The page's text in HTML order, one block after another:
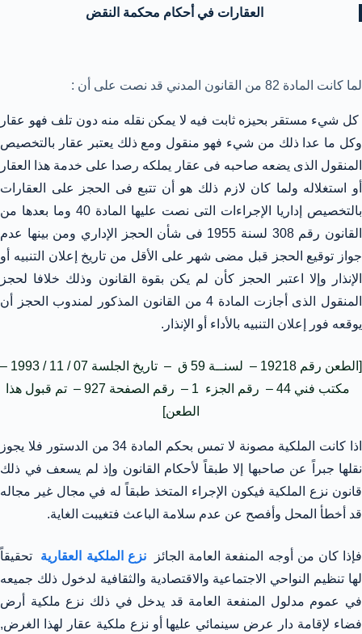
العقارات في أحكام محكمة النقض
لما كانت المادة 82 من القانون المدني قد نصت على أن :
كل شيء مستقر بحيزه ثابت فيه لا يمكن نقله منه دون تلف فهو عقار
وكل ما عدا ذلك من شيء فهو منقول ومع ذلك يعتبر عقار بالتخصيص
المنقول الذى يضعه صاحبه فى عقار يملكه رصدا على خدمة هذا العقار
أو استغلاله ولما كان لازم ذلك هو أن تتبع فى الحجز على العقارات
بالتخصيص إداريا الإجراءات التى نصت عليها المادة 40 وما بعدها من
القانون رقم 308 لسنة 1955 فى شأن الحجز الإداري ومن بينها عدم
جواز توقيع الحجز قبل مضى شهر على الأقل من تاريخ إعلان التنبيه أو
الإنذار وإلا اعتبر الحجز كأن لم يكن بقوة القانون وذلك خلافا لحجز
المنقول الذى أجازت المادة 4 من القانون المذكور لمندوب الحجز أن
يوقعه فور إعلان التنبيه بالأداء أو الإنذار.
[الطعن رقم 19218 – لسنــة 59 ق – تاريخ الجلسة 07 / 11 / 1993 –
مكتب فني 44 – رقم الجزء 1 – رقم الصفحة 927 – تم قبول هذا
الطعن]
اذا كانت الملكية مصونة لا تمس بحكم المادة 34 من الدستور فلا يجوز
نقلها جبراً عن صاحبها إلا طبقاً لأحكام القانون وإذ لم يسعف في ذلك
قانون نزع الملكية فيكون الإجراء المتخذ طبقاً له في مجال غير مجاله
قد أخطأ المحل وأفصح عن عدم سلامة الباعث فتغيبت الغاية.
فإذا كان من أوجه المنفعة العامة الجائزنزع الملكية العقارية
تحقيقاً
لها تنظيم النواحي الاجتماعية والاقتصادية والثقافية لدخول ذلك جميعه
في عموم مدلول المنفعة العامة قد يدخل في ذلك نزع ملكية أرض
فضاء لإقامة دار عرض سينمائي عليها أو نزع ملكية عقار لهذا الغرض,